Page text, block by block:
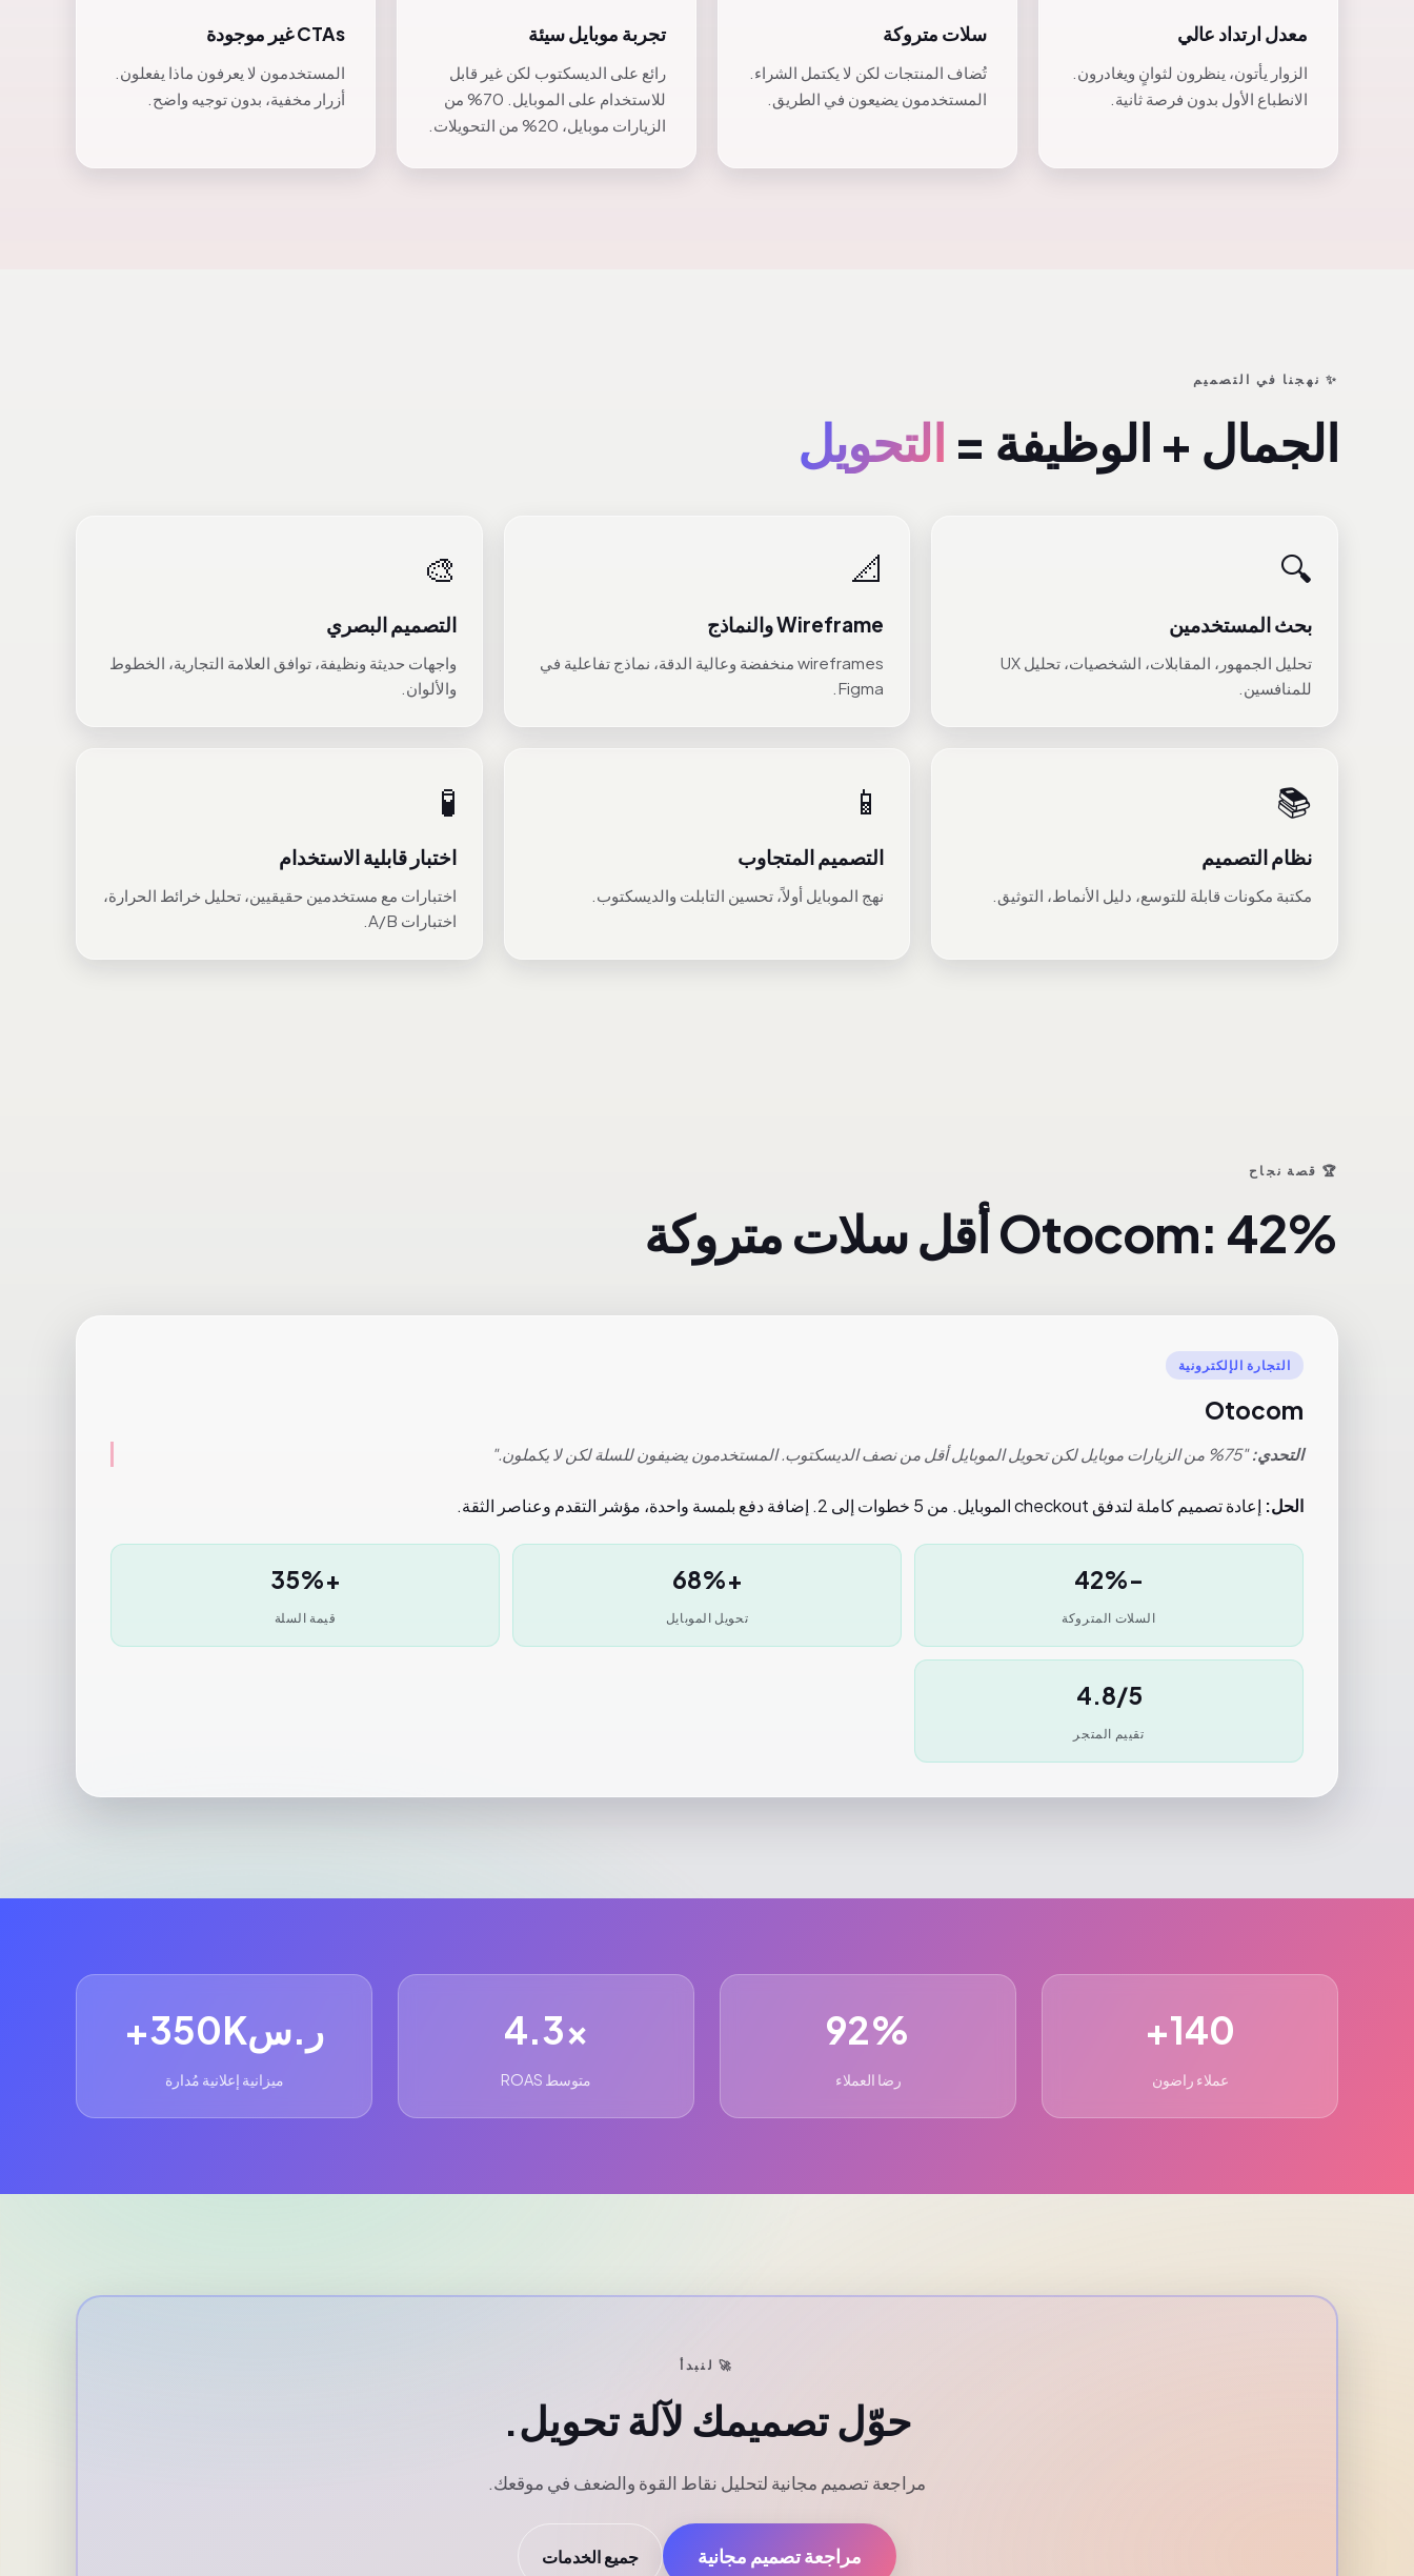
معدل ارتداد عالي
الزوار يأتون، ينظرون لثوانٍ ويغادرون.
الانطباع الأول بدون فرصة ثانية.
سلات متروكة
تُضاف المنتجات لكن لا يكتمل الشراء.
المستخدمون يضيعون في الطريق.
تجربة موبايل سيئة
رائع على الديسكتوب لكن غير قابل
للاستخدام على الموبايل. 70% من
الزيارات موبايل، 20% من التحويلات.
CTAs غير موجودة
المستخدمون لا يعرفون ماذا يفعلون.
أزرار مخفية، بدون توجيه واضح.
✨ نهجنا في التصميم
الجمال + الوظيفة = التحويل
🔍
بحث المستخدمين
تحليل الجمهور، المقابلات، الشخصيات، تحليل UX
للمنافسين.
📐
Wireframe والنماذج
wireframes منخفضة وعالية الدقة، نماذج تفاعلية في
Figma.
🎨
التصميم البصري
واجهات حديثة ونظيفة، توافق العلامة التجارية، الخطوط
والألوان.
📚
نظام التصميم
مكتبة مكونات قابلة للتوسع، دليل الأنماط، التوثيق.
📱
التصميم المتجاوب
نهج الموبايل أولاً، تحسين التابلت والديسكتوب.
🧪
اختبار قابلية الاستخدام
اختبارات مع مستخدمين حقيقيين، تحليل خرائط الحرارة،
اختبارات A/B.
🏆 قصة نجاح
Otocom: 42% أقل سلات متروكة
التجارة الإلكترونية
Otocom
التحدي:"75% من الزيارات موبايل لكن تحويل الموبايل أقل من نصف الديسكتوب. المستخدمون يضيفون للسلة لكن لا يكملون."
الحل: إعادة تصميم كاملة لتدفق checkout الموبايل. من 5 خطوات إلى 2. إضافة دفع بلمسة واحدة، مؤشر التقدم وعناصر الثقة.
-42%
السلات المتروكة
+68%
تحويل الموبايل
+35%
قيمة السلة
4.8/5
تقييم المتجر
140+
عملاء راضون
92%
رضا العملاء
4.3x
متوسط ROAS
ر.س350K+
ميزانية إعلانية مُدارة
🚀 لنبدأ
حوّل تصميمك لآلة تحويل.
مراجعة تصميم مجانية لتحليل نقاط القوة والضعف في موقعك.
مراجعة تصميم مجانية جميع الخدمات